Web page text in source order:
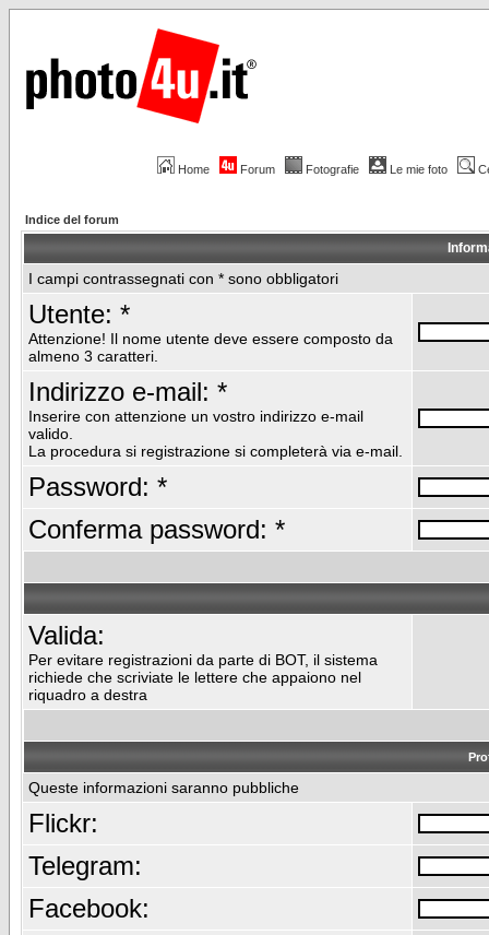
Home Forum Fotografie Le mie foto
Indice del forum
I campi contrassegnati con * sono obbligatori
Utente: *
Attenzione! Il nome utente deve essere composto da
almeno 3 caratteri.
Indirizzo e-mail: *
Inserire con attenzione un vostro indirizzo e-mail
valido.
La procedura si registrazione si completerà via e-mail.
Password: *
Conferma password: *
Valida:
Per evitare registrazioni da parte di BOT, il sistema
richiede che scriviate le lettere che appaiono nel
riquadro a destra
Queste informazioni saranno pubbliche
Flickr:
Telegram:
Facebook: